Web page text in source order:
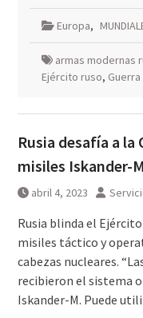
Europa,
armas modernas
Ejército ruso, Guerra
Rusia desafía a la
misiles Iskander-
abril 4, 2023
Rusia blinda el
misiles táctico y
cabezas nucleares.
recibieron el sistema
Iskander-M. Puede